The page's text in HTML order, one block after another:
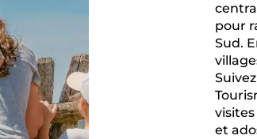
pour
Sud.
et